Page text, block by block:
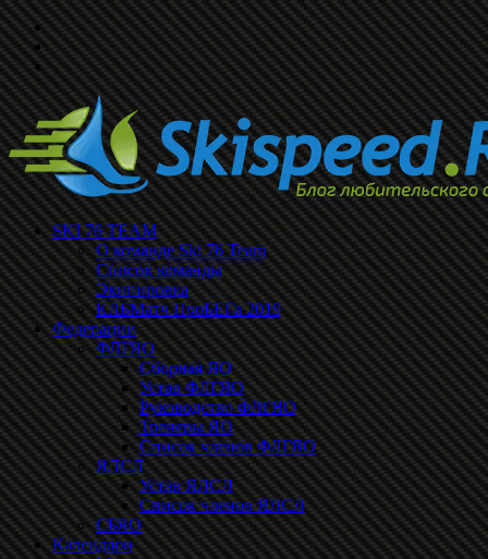
SKI 76 TEAM
О команде Ski 76 Team
Список команды
Экипировка
КЛБМатч ПроБЕГа 2019
Федерации
ФЛГЯО
Сборная ЯО
Устав ФЛГЯО
Руководство ФЛГЯО
Тренеры ЯО
Список членов ФЛГЯО
ЯЛСЛ
Устав ЯЛСЛ
Список членов ЯЛСЛ
СБЯО
Календари